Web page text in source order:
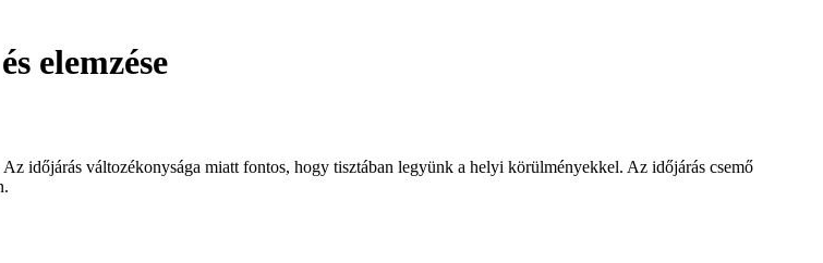
elemzése
időjárás változékonysága miatt fontos, hogy tisztában legyünk a helyi körülményekkel. Az időjárás csemő